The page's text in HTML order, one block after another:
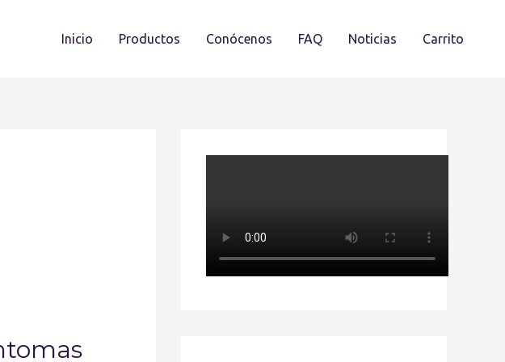
Inicio Productos Conócenos FAQ Noticias Carrito